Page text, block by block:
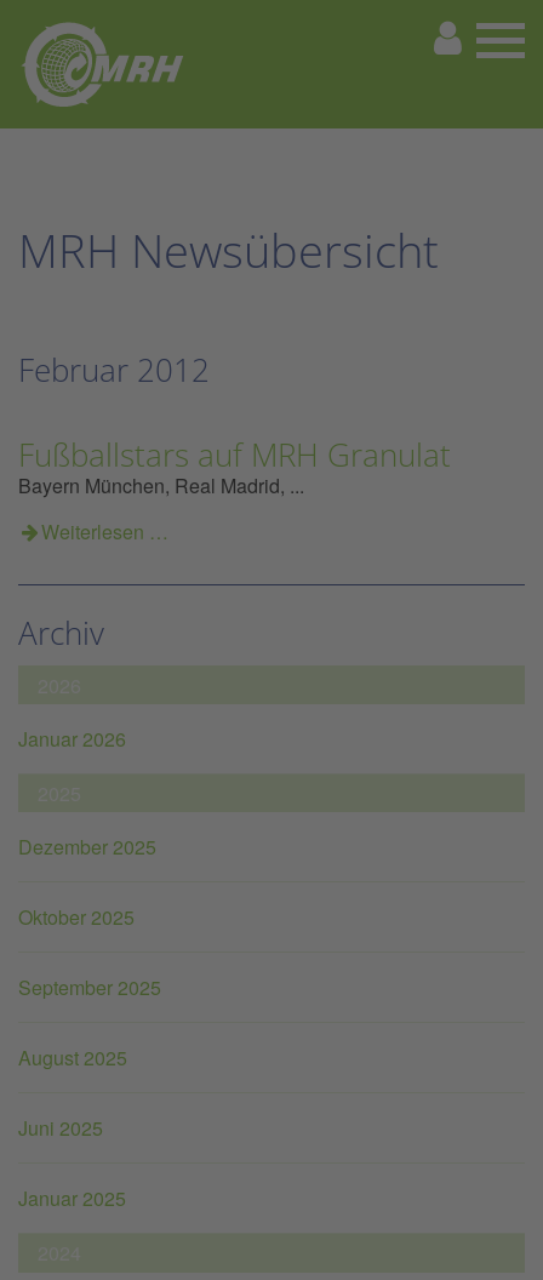
MRH Newsübersicht
Februar 2012
Fußballstars auf MRH Granulat
Bayern München, Real Madrid, ...
Weiterlesen …
Archiv
Januar 2026
Dezember 2025
Oktober 2025
September 2025
August 2025
Juni 2025
Januar 2025